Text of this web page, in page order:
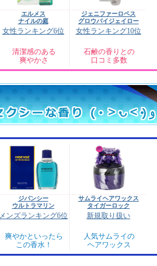
エルメス
ナイルの庭
女性ランキング6位
清潔感のある
爽やかさ
ジェニファーロペス
グロウバイジェイロー
女性ランキング10位
石鹸の香りとの
口コミ多数
ジバンシー
ウルトラマリン
メンズランキング6位
爽やかといったら
この香水！
サムライヘアワックス
タイガーロック
新規取り扱い
人気サムライの
ヘアワックス